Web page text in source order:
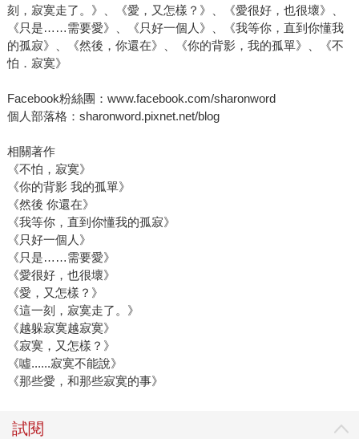
刻，寂寞走了。》、《愛，又怎樣？》、《愛很好，也很壞》、
《只是……需要愛》、《只好一個人》、《我等你，直到你懂我
的孤寂》、《然後，你還在》、《你的背影，我的孤單》、《不
怕．寂寞》
Facebook粉絲團：www.facebook.com/sharonword
個人部落格：sharonword.pixnet.net/blog
相關著作
《不怕，寂寞》
《你的背影 我的孤單》
《然後 你還在》
《我等你，直到你懂我的孤寂》
《只好一個人》
《只是……需要愛》
《愛很好，也很壞》
《愛，又怎樣？》
《這一刻，寂寞走了。》
《越躲寂寞越寂寞》
《寂寞，又怎樣？》
《噓......寂寞不能說》
《那些愛，和那些寂寞的事》
試閱